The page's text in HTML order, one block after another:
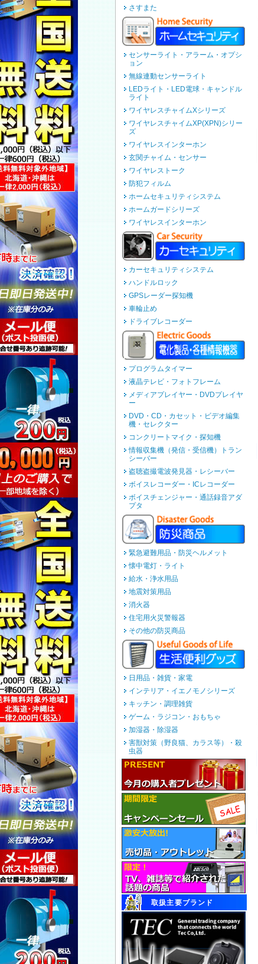
さすまた
センサーライト・アラーム・オプシ
ョン
無線連動センサーライト
LEDライト・LED電球・キャンドル
ライト
ワイヤレスチャイムXシリーズ
ワイヤレスチャイムXP(XPN)シリー
ズ
ワイヤレスインターホン
玄関チャイム・センサー
ワイヤレストーク
防犯フィルム
ホームセキュリティシステム
ホームガードシリーズ
ワイヤレスインターホン
カーセキュリティシステム
ハンドルロック
GPSレーダー探知機
車輪止め
ドライブレコーダー
プログラムタイマー
液晶テレビ・フォトフレーム
メディアプレイヤー・DVDプレイヤ
ー
DVD・CD・カセット・ビデオ編集
機・セレクター
コンクリートマイク・探知機
情報収集機（発信・受信機）トラン
シーバー
盗聴盗撮電波発見器・レシーバー
ボイスレコーダー・ICレコーダー
ボイスチェンジャー・通話録音アダ
プタ
緊急避難用品・防災ヘルメット
懐中電灯・ライト
給水・浄水用品
地震対策用品
消火器
住宅用火災警報器
その他の防災商品
日用品・雑貨・家電
インテリア・イエノモノシリーズ
キッチン・調理雑貨
ゲーム・ラジコン・おもちゃ
加湿器・除湿器
害獣対策（野良猫、カラス等）・殺
虫器
取扱主要ブランド